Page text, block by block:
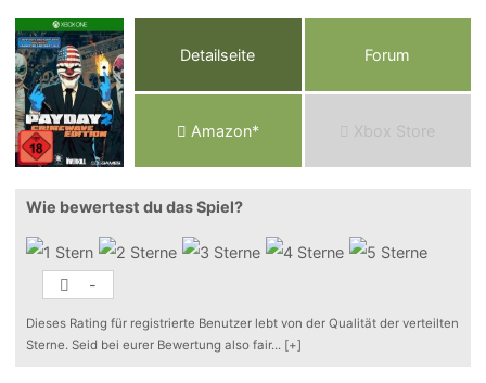
Detailseite Forum
Amazon* Xbox Store
Wie bewertest du das Spiel?
-
Dieses Rating für registrierte Benutzer lebt von der Qualität der verteilten
Sterne. Seid bei eurer Bewertung also fair... [+]